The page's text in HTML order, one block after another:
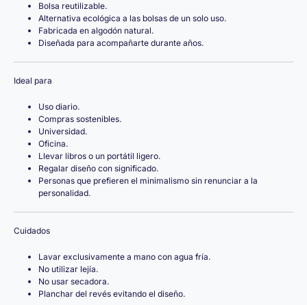
Bolsa reutilizable.
Alternativa ecológica a las bolsas de un solo uso.
Fabricada en algodón natural.
Diseñada para acompañarte durante años.
Ideal para
Uso diario.
Compras sostenibles.
Universidad.
Oficina.
Llevar libros o un portátil ligero.
Regalar diseño con significado.
Personas que prefieren el minimalismo sin renunciar a la
personalidad.
Cuidados
Lavar exclusivamente a mano con agua fría.
No utilizar lejía.
No usar secadora.
Planchar del revés evitando el diseño.